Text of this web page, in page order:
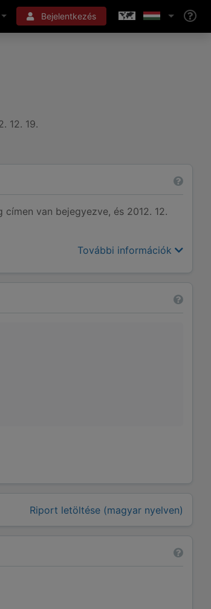
Bejelentkezés
12. 19.
címen van bejegyezve, és 2012. 12.
További információk
Riport letöltése (magyar nyelven)